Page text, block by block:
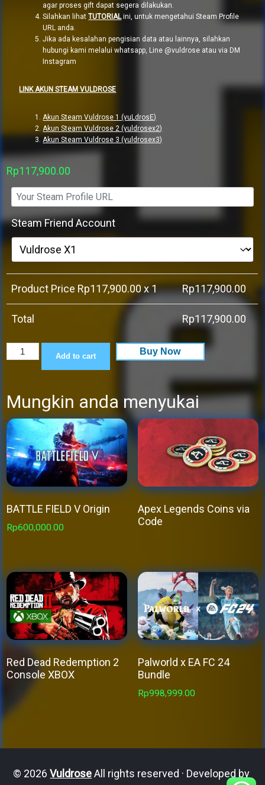
agar proses gift dapat segera dilakukan.
Silahkan lihatTUTORIALini, untuk mengetahui Steam Profile
URL anda.
Jika ada kesalahan pengisian data atau lainnya, silahkan
hubungi kami melalui whatsapp, Line @vuldrose atau via DM
Instagram
LINK AKUN STEAM VULDROSE
Akun Steam Vuldrose 1 (vuLdrosE)
Akun Steam Vuldrose 2 (vuldrosex2)
Akun Steam Vuldrose 3 (vuldrosex3)
Rp117,900.00
Steam Friend Account
Product Price Rp117,900.00x 1 Rp117,900.00
Total Rp117,900.00
Chaos
Express:
Simulator
quantity
Add to cart Buy Now
Mungkin anda menyukai
BATTLE FIELD V Origin
Rp600,000.00
Apex Legends Coins via
Code
has
multiple
variants.
The
options
may
be
chosen
product
Red Dead Redemption 2
Console XBOX
product
multiple
The
Palworld x EA FC 24
Bundle
Rp998,999.00
© 2026VuldroseAll rights reserved · Developed by